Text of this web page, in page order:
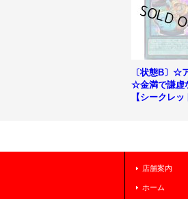
〔状態B〕☆
☆金満で謙虚
【シークレッ
店舗案内
ホーム